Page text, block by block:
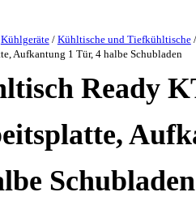
Kühlgeräte/ Kühltische und Tiefkühltische/
Aufkantung 1 Tür, 4 halbe Schubladen
Ready
Schubladen